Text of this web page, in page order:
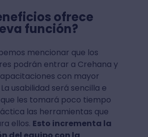
ofrece
función?
mencionar que los
podrán entrar a Crehana y
con mayor
usabilidad será sencilla e
les tomará poco tiempo
las herramientas que
ellos. Esto incrementa la